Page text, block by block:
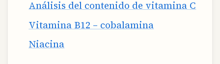
Análisis del contenido de vitamina C
Vitamina B12 – cobalamina
Niacina